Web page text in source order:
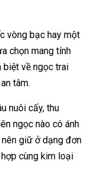
vòng bạc hay một
chọn mang tính
biệt về ngọc trai
tâm.
nuôi cấy, thu
ngọc nào có ánh
nên giữ ở dạng đơn
cùng kim loại